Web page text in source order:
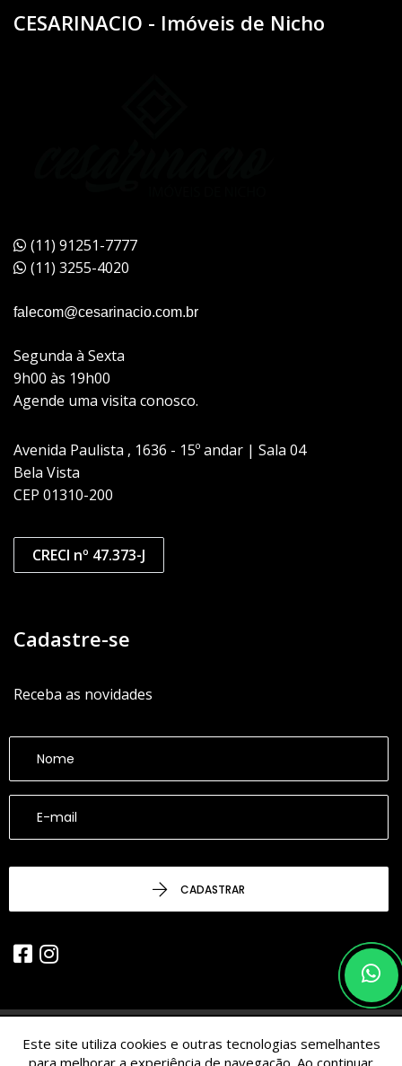
CESARINACIO - Imóveis de Nicho
(11) 91251-7777
(11) 3255-4020
falecom@cesarinacio.com.br
Segunda à Sexta
9h00 às 19h00
Agende uma visita conosco.
Avenida Paulista , 1636 - 15º andar | Sala 04
Bela Vista
CEP 01310-200
CRECI nº 47.373-J
Cadastre-se
Receba as novidades
CADASTRAR
© 2026 - CESARINACIO - Imóveis de Nicho - Todos os Direitos
Este site utiliza cookies e outras tecnologias semelhantes
para melhorar a experiência de navegação. Ao continuar